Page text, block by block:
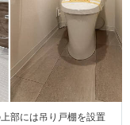
部には吊り戸棚を設置